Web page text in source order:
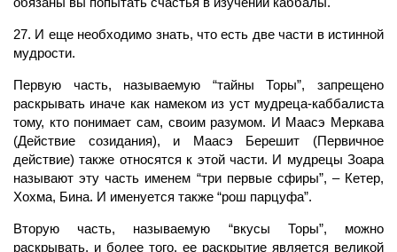
27. И еще необходимо знать, что есть две части в истинной
мудрости.
Первую часть, называемую “тайны Торы”, запрещено
раскрывать иначе как намеком из уст мудреца-каббалиста
тому, кто понимает сам, своим разумом. И Маасэ Меркава
(Действие созидания), и Маасэ Берешит (Первичное
действие) также относятся к этой части. И мудрецы Зоара
называют эту часть именем “три первые сфиры”, – Кетер,
Хохма, Бина. И именуется также “рош парцуфа”.
Вторую часть, называемую “вкусы Торы”, можно
раскрывать, и более того, ее раскрытие является великой